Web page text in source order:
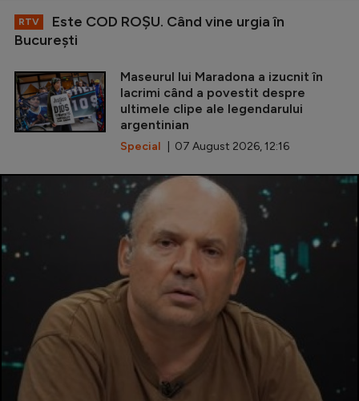
RTV
Este COD ROŞU. Când vine urgia în
Bucureşti
Maseurul lui Maradona a izucnit în
lacrimi când a povestit despre
ultimele clipe ale legendarului
argentinian
Special | 07 August 2026, 12:16